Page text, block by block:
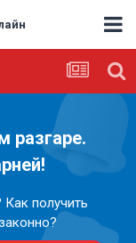
разгаре.
получить